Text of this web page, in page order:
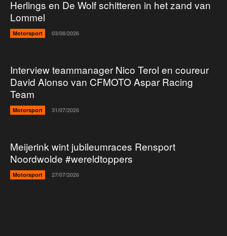
Herlings en De Wolf schitteren in het zand van
Lommel
Motorsport 03/08/2026
Interview teammanager Nico Terol en coureur
David Alonso van CFMOTO Aspar Racing
Team
Motorsport 31/07/2026
Meijerink wint jubileumraces Rensport
Noordwolde #wereldtoppers
Motorsport 27/07/2026